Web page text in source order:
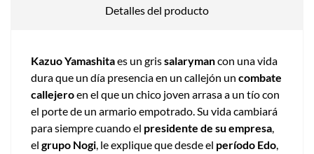
Detalles del producto
Kazuo Yamashitaes un grissalarymancon una vida
dura que un día presencia en un callejón un combate
callejeroen el que un chico joven arrasa a un tío con
el porte de un armario empotrado. Su vida cambiará
para siempre cuando el presidente de su empresa,
el grupo Nogi, le explique que desde el período Edo,